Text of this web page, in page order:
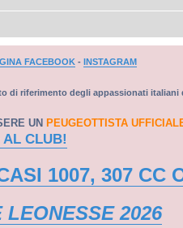
FACEBOOK - INSTAGRAM
di riferimento degli appassionati italiani
UN PEUGEOTTISTA
AL CLUB!
1007, 307 CC
LEONESSE 2026